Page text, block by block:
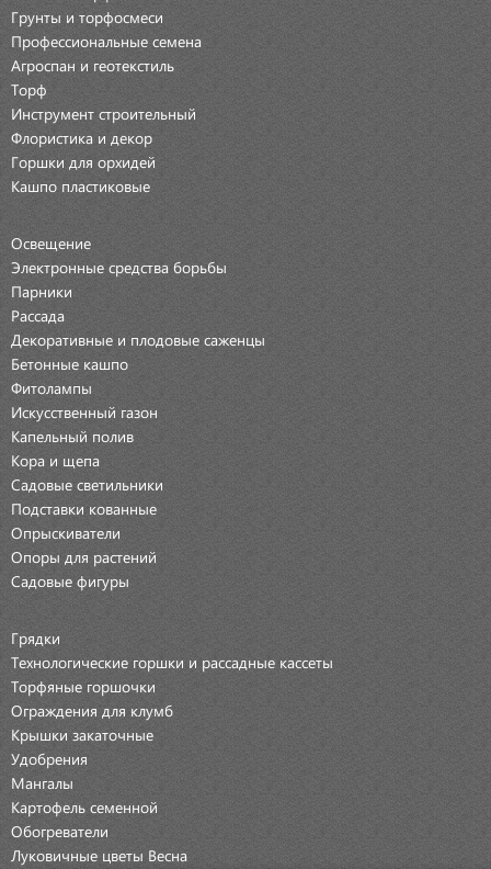
Грунты и торфосмеси
Профессиональные семена
Агроспан и геотекстиль
Торф
Инструмент строительный
Флористика и декор
Горшки для орхидей
Кашпо пластиковые
Освещение
Электронные средства борьбы
Парники
Рассада
Декоративные и плодовые саженцы
Бетонные кашпо
Фитолампы
Искусственный газон
Капельный полив
Кора и щепа
Садовые светильники
Подставки кованные
Опрыскиватели
Опоры для растений
Садовые фигуры
Грядки
Технологические горшки и рассадные кассеты
Торфяные горшочки
Ограждения для клумб
Крышки закаточные
Удобрения
Мангалы
Картофель семенной
Обогреватели
Луковичные цветы Весна